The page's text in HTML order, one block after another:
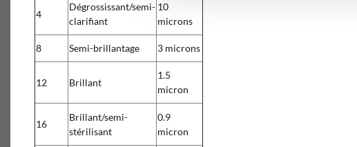
4
Dégrossissant/semi-
clarifiant
10
microns
8 Semi-brillantage 3 microns
12 Brillant
1.5
micron
16
Brillant/semi-
stérilisant
0.9
micron